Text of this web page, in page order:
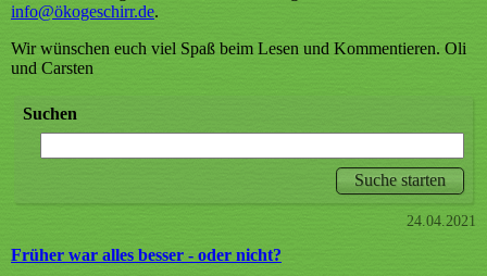
info@ökogeschirr.de.
Wir wünschen euch viel Spaß beim Lesen und Kommentieren. Oli
und Carsten
Suchen
24.04.2021
Früher war alles besser - oder nicht?